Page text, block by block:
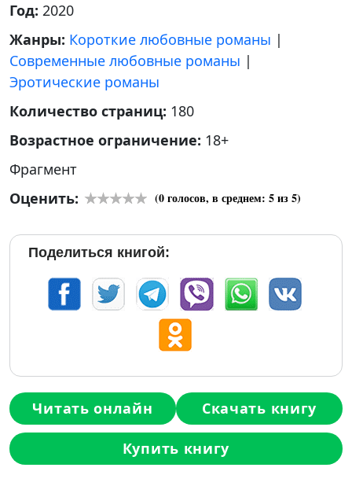
Год: 2020
Жанры: Короткие любовные романы |
Современные любовные романы |
Эротические романы
Количество страниц: 180
Возрастное ограничение: 18+
Фрагмент
Оценить:
(0голосов, в среднем: 5из 5)
Поделиться книгой:
Читать онлайн Скачать книгу
Купить книгу